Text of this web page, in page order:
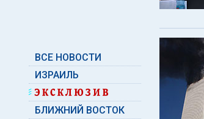
ВСЕ НОВОСТИ
ИЗРАИЛЬ
БЛИЖНИЙ ВОСТОК